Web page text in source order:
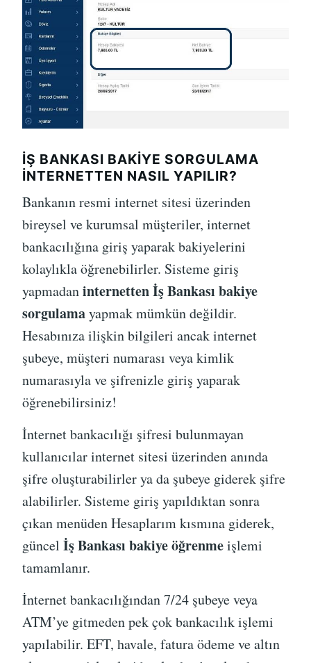
İŞ BANKASI BAKIYE SORGULAMA
İNTERNETTEN NASIL YAPILIR?
Bankanın resmi internet sitesi üzerinden
bireysel ve kurumsal müşteriler, internet
bankacılığına giriş yaparak bakiyelerini
kolaylıkla öğrenebilirler. Sisteme giriş
yapmadaninternetten İş Bankası bakiye
sorgulamayapmak mümkün değildir.
Hesabınıza ilişkin bilgileri ancak internet
şubeye, müşteri numarası veya kimlik
numarasıyla ve şifrenizle giriş yaparak
öğrenebilirsiniz!
İnternet bankacılığı şifresi bulunmayan
kullanıcılar internet sitesi üzerinden anında
şifre oluşturabilirler ya da şubeye giderek şifre
alabilirler. Sisteme giriş yapıldıktan sonra
çıkan menüden Hesaplarım kısmına giderek,
güncel İş Bankası bakiye öğrenmeişlemi
tamamlanır.
İnternet bankacılığından 7/24 şubeye veya
ATM’ye gitmeden pek çok bankacılık işlemi
yapılabilir. EFT, havale, fatura ödeme ve altın